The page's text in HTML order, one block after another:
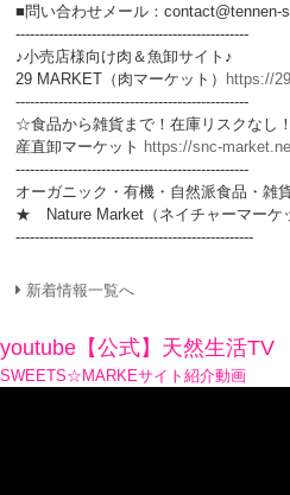
■問い合わせメール：contact@tennen-
-------------------------------------------------
♪小売店様向け肉＆魚卸サイト♪
29 MARKET（肉マーケット）
https://
-------------------------------------------------
☆食品から雑貨まで！在庫リスクなし
産直卸マーケット https://snc-
-------------------------------------------------
オーガニック・有機・自然派食品・雑
★ Nature Market（ネイチャーマーケ
--------------------------------------------------
新着情報一覧へ
youtube【公式】天然生活TV
SWEETS☆MARKEサイト紹介動画